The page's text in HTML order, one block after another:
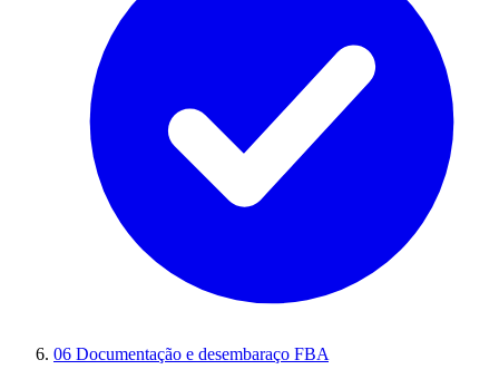
06 Documentação e desembaraço FBA